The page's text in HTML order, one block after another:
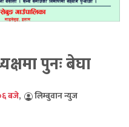
पुनः बेघा
बजे, लिम्बुवान न्युज